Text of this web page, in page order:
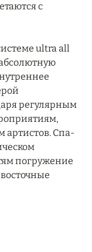
с
ultra all
регулярным
Спа-
погружение